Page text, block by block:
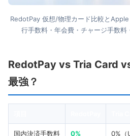
RedotPay 仮想/物理カード比較と
行手数料・年会費・チャージ手数
RedotPay vs Tria Card
最強？
国内決済手数料 0% 0%（